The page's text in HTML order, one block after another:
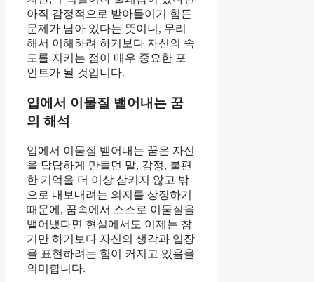
아직 감정적으로 받아들이기 힘든
문제가 남아 있다는 뜻이니, 무리
해서 이해하려 하기보다 자신의 속
도를 지키는 점이 매우 중요한 포
인트가 될 것입니다.
입에서 이물질 뱉어내는 꿈
의 해석
입에서 이물질 뱉어내는 꿈은 자신
을 답답하게 만들던 말, 감정, 불편
한 기억을 더 이상 삼키지 않고 밖
으로 내보내려는 의지를 상징하기
때문에, 꿈속에서 스스로 이물질을
뱉어냈다면 현실에서도 이제는 참
기만 하기보다 자신의 생각과 입장
을 표현하려는 힘이 커지고 있음을
의미합니다.